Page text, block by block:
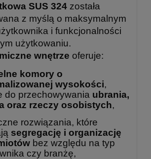
SUS 324 została
z myślą o maksymalnym
i funkcjonalności
użytkowaniu.
wnętrze oferuje:
komory o
wysokości,
do przechowywania ubrania,
oraz rzeczy osobistych,
rozwiązania, które
segregację i organizację
bez względu na typ
czy branżę,